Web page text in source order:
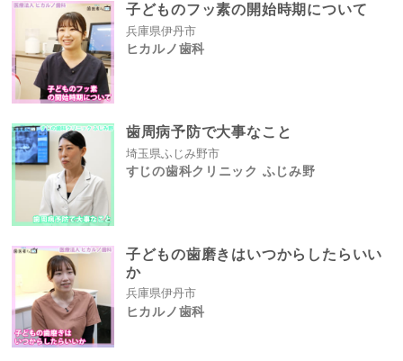
子どものフッ素の開始時期について
兵庫県伊丹市
ヒカルノ歯科
歯周病予防で大事なこと
埼玉県ふじみ野市
すじの歯科クリニック ふじみ野
子どもの歯磨きはいつからしたらいい
か
兵庫県伊丹市
ヒカルノ歯科